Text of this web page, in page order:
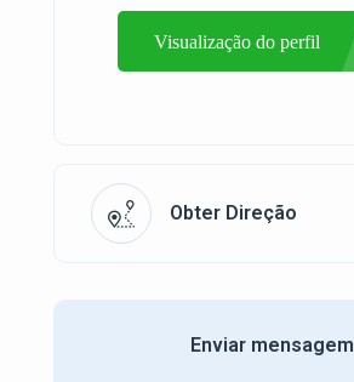
Visualização do perfil
Obter Direção
Enviar mensagem